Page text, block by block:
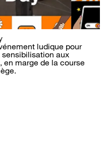
ludique pour
aux
en marge de la course